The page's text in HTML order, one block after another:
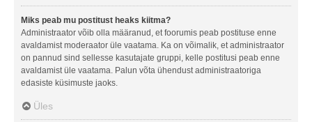
Miks peab mu postitust heaks kiitma?
Administraator võib olla määranud, et foorumis peab postituse enne
avaldamist moderaator üle vaatama. Ka on võimalik, et administraator
on pannud sind sellesse kasutajate gruppi, kelle postitusi peab enne
avaldamist üle vaatama. Palun võta ühendust administraatoriga
edasiste küsimuste jaoks.
Üles